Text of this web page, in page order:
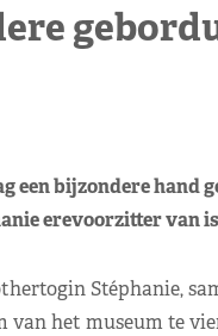
een bijzondere
erevoorzitter van
Stéphanie,
het museum te